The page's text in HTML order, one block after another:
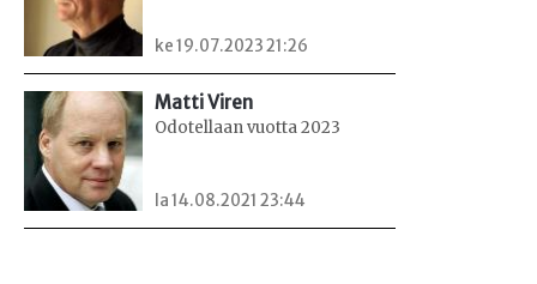
ke 19.07.2023 21:26
Matti Viren
Odotellaan vuotta 2023
la 14.08.2021 23:44